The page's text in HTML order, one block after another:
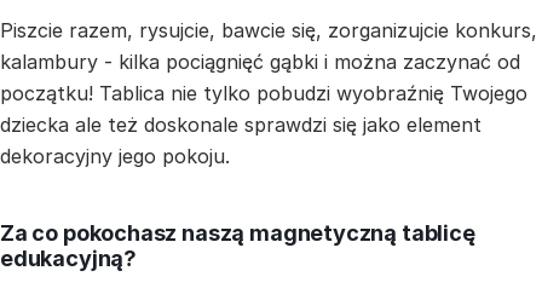
Piszcie razem, rysujcie, bawcie się, zorganizujcie konkurs,
kalambury - kilka pociągnięć gąbki i można zaczynać od
początku! Tablica nie tylko pobudzi wyobraźnię Twojego
dziecka ale też doskonale sprawdzi się jako element
dekoracyjny jego pokoju.
Za co pokochasz naszą magnetyczną tablicę
edukacyjną?